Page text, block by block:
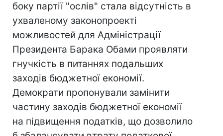
боку партії "ослів" стала відсутність в
ухваленому законопроекті
можливостей для Адміністрації
Президента Барака Обами проявляти
гнучкість в питаннях подальших
заходів бюджетної економії.
Демократи пропонували замінити
частину заходів бюджетної економії
на підвищення податків, що дозволило